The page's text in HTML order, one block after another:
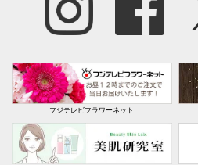
フジテレビフラワーネット